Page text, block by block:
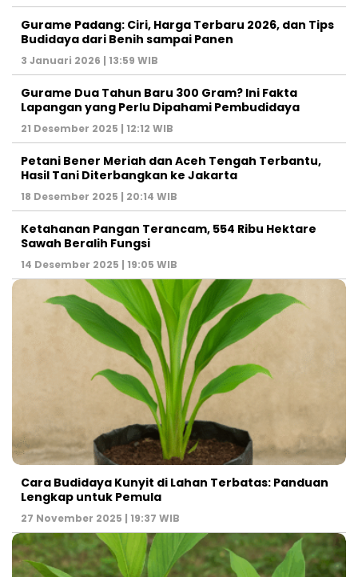
Gurame Padang: Ciri, Harga Terbaru 2026, dan Tips
Budidaya dari Benih sampai Panen
3 Januari 2026 | 13:59 WIB
Gurame Dua Tahun Baru 300 Gram? Ini Fakta
Lapangan yang Perlu Dipahami Pembudidaya
21 Desember 2025 | 12:12 WIB
Petani Bener Meriah dan Aceh Tengah Terbantu,
Hasil Tani Diterbangkan ke Jakarta
18 Desember 2025 | 20:14 WIB
Ketahanan Pangan Terancam, 554 Ribu Hektare
Sawah Beralih Fungsi
14 Desember 2025 | 19:05 WIB
Cara Budidaya Kunyit di Lahan Terbatas: Panduan
Lengkap untuk Pemula
27 November 2025 | 19:37 WIB